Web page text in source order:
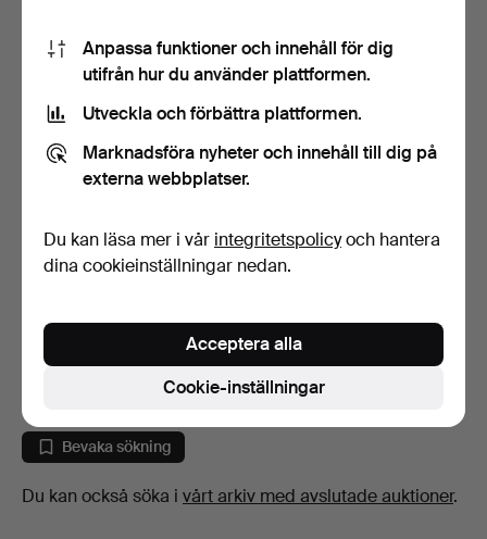
Gunnar Sträng, skulptur,…
1 bud
Bevaka sökning
Du kan också söka i vårt arkiv med avslutade auktioner.
Anpassa funktioner och innehåll för dig
utifrån hur du använder plattformen.
Utveckla och förbättra plattformen.
Marknadsföra nyheter och innehåll till dig på
externa webbplatser.
Du kan läsa mer i vår integritetspolicyoch hantera
dina cookieinställningar nedan.
Cookie-inställningar
Acceptera alla